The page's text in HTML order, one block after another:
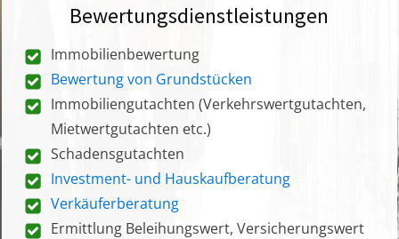
Bewertungsdienstleistungen
Immobilienbewertung
Bewertung von Grundstücken
Immobiliengutachten (Verkehrswertgutachten,
Mietwertgutachten etc.)
Schadensgutachten
Investment- und Hauskaufberatung
Verkäuferberatung
Ermittlung Beleihungswert, Versicherungswert